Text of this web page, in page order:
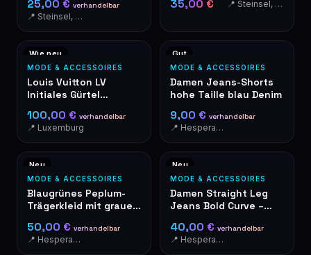
25,00 € verhandelbar
📍 Steinsel, Luxembourg
35,00 € 📍 Steinsel, Luxembourg
Wie neu
MODE & ACCESSOIRES
Louis Vuitton LV
Initiales Gürtel
40mm
100,00 € verhandelbar
📍 Luxemburg
Gut
MODE & ACCESSOIRES
Damen Jeans-Shorts
hohe Taille blau Denim
9,00 € verhandelbar
📍 Hesperange
Neu
MODE & ACCESSOIRES
Blaugrünes Peplum-
Trägerkleid mit grauem
50,00 € verhandelbar
📍 Hesperange
Neu
MODE & ACCESSOIRES
Damen Straight Leg
Jeans Bold Curve –
Etikett
40,00 € verhandelbar
📍 Hesperange